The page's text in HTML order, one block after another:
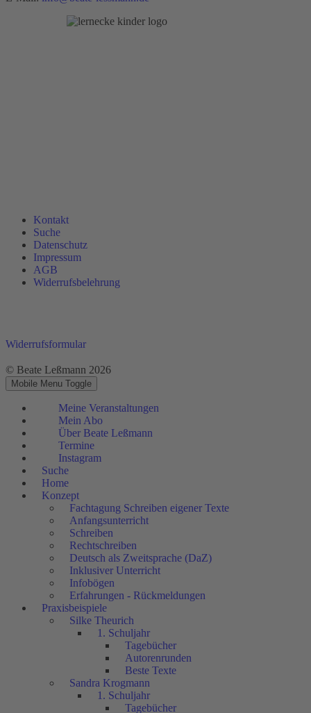
Kontakt
Suche
Datenschutz
Impressum
AGB
Widerrufsbelehrung
Widerrufsformular
© Beate Leßmann 2026
Mobile Menu Toggle
Meine Veranstaltungen
Mein Abo
Über Beate Leßmann
Termine
Instagram
Suche
Home
Konzept
Fachtagung Schreiben eigener Texte
Anfangsunterricht
Schreiben
Rechtschreiben
Deutsch als Zweitsprache (DaZ)
Inklusiver Unterricht
Infobögen
Erfahrungen - Rückmeldungen
Praxisbeispiele
Silke Theurich
1. Schuljahr
Tagebücher
Autorenrunden
Beste Texte
Sandra Krogmann
1. Schuljahr
Tagebücher